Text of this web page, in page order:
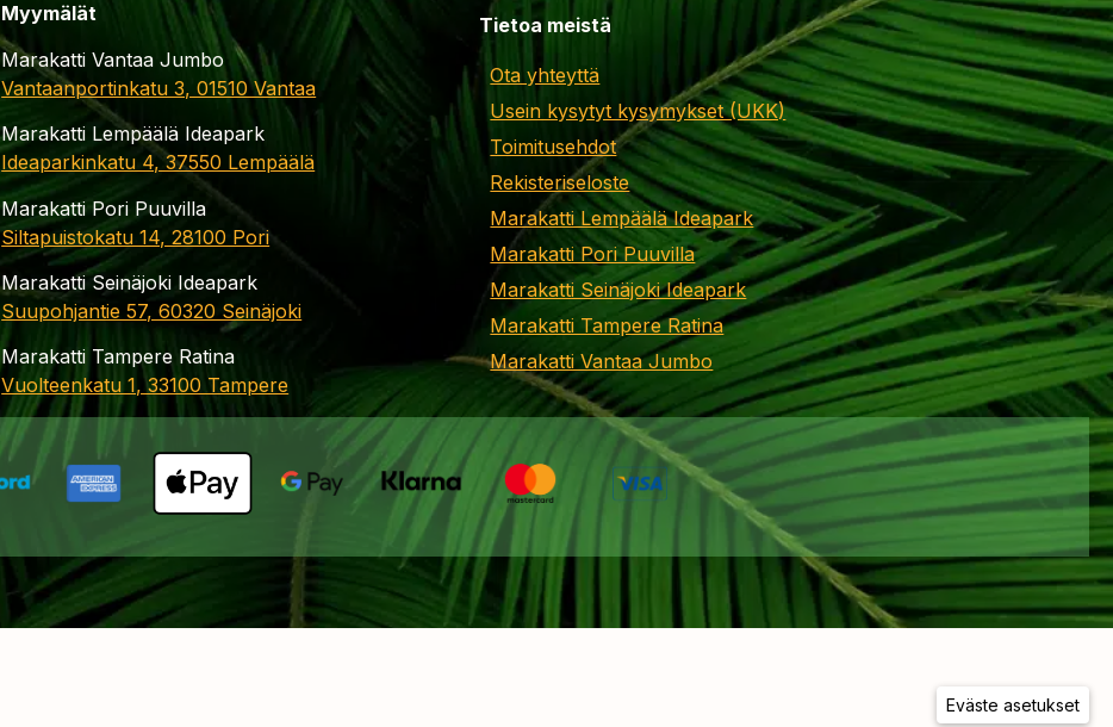
Myymälät
Marakatti Vantaa Jumbo
Vantaanportinkatu 3, 01510 Vantaa
Marakatti Lempäälä Ideapark
Ideaparkinkatu 4, 37550 Lempäälä
Marakatti Pori Puuvilla
Siltapuistokatu 14, 28100 Pori
Marakatti Seinäjoki Ideapark
Suupohjantie 57, 60320 Seinäjoki
Marakatti Tampere Ratina
Vuolteenkatu 1, 33100 Tampere
Tietoa meistä
Ota yhteyttä
Usein kysytyt kysymykset (UKK)
Toimitusehdot
Rekisteriseloste
Marakatti Lempäälä Ideapark
Marakatti Pori Puuvilla
Marakatti Seinäjoki Ideapark
Marakatti Tampere Ratina
Marakatti Vantaa Jumbo
Eväste asetukset